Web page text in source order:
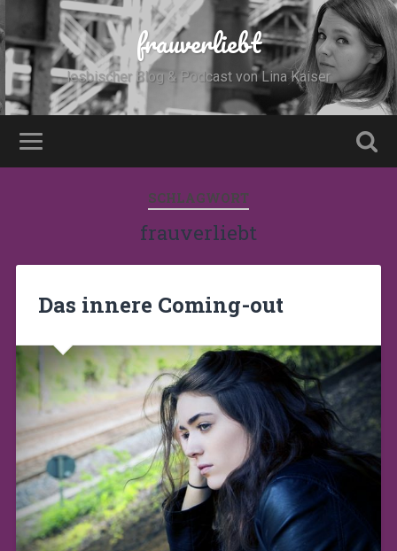
frauverliebt
lesbischer Blog & Podcast von Lina Kaiser
SCHLAGWORT
frauverliebt
Das innere Coming-out